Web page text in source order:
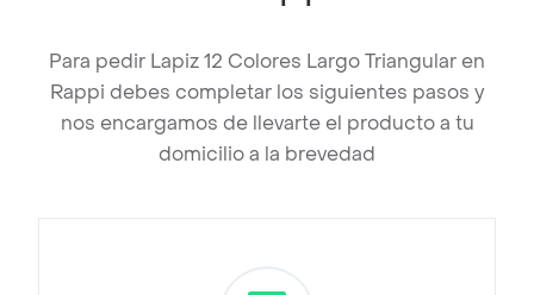
Para pedir Lapiz 12 Colores Largo Triangular en
Rappi debes completar los siguientes pasos y
nos encargamos de llevarte el producto a tu
domicilio a la brevedad